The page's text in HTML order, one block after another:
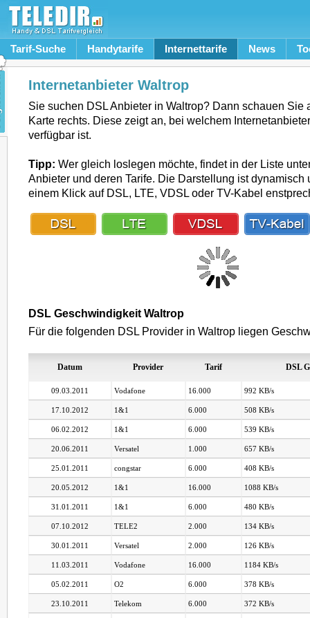
Tarif-Suche Handytarife Internettarife News
Internetanbieter Waltrop
Sie suchen DSL Anbieter in Waltrop? Dann schauen Sie
Karte rechts. Diese zeigt an, bei welchem
verfügbar ist.
Tipp: Wer gleich loslegen möchte, findet in der Liste
Anbieter und deren Tarife. Die Darstellung ist dynamisch
einem Klick auf DSL, LTE, VDSL oder TV-Kabel
DSL Geschwindigkeit Waltrop
Für die folgenden DSL Provider in Waltrop liegen
Datum Provider Tarif DSL
09.03.2011 Vodafone 16.000 992 KB/s
17.10.2012 1&1 6.000 508 KB/s
06.02.2012 1&1 6.000 539 KB/s
20.06.2011 Versatel 1.000 657 KB/s
25.01.2011 congstar 6.000 408 KB/s
20.05.2012 1&1 16.000 1088 KB/s
31.01.2011 1&1 6.000 480 KB/s
07.10.2012 TELE2 2.000 134 KB/s
30.01.2011 Versatel 2.000 126 KB/s
11.03.2011 Vodafone 16.000 1184 KB/s
05.02.2011 O2 6.000 378 KB/s
23.10.2011 Telekom 6.000 372 KB/s